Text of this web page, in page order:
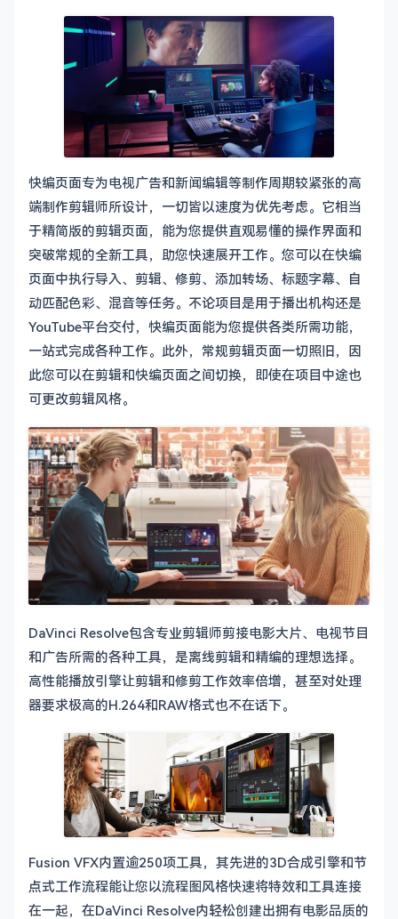
快编页面专为电视广告和新闻编辑等制作周期较紧张的高
端制作剪辑师所设计，一切皆以速度为优先考虑。它相当
于精简版的剪辑页面，能为您提供直观易懂的操作界面和
突破常规的全新工具，助您快速展开工作。您可以在快编
页面中执行导入、剪辑、修剪、添加转场、标题字幕、自
动匹配色彩、混音等任务。不论项目是用于播出机构还是
YouTube平台交付，快编页面能为您提供各类所需功能，
一站式完成各种工作。此外，常规剪辑页面一切照旧，因
此您可以在剪辑和快编页面之间切换，即使在项目中途也
可更改剪辑风格。
DaVinci Resolve包含专业剪辑师剪接电影大片、电视节目
和广告所需的各种工具，是离线剪辑和精编的理想选择。
高性能播放引擎让剪辑和修剪工作效率倍增，甚至对处理
器要求极高的H.264和RAW格式也不在话下。
Fusion VFX内置逾250项工具，其先进的3D合成引擎和节
点式工作流程能让您以流程图风格快速将特效和工具连接
在一起，在DaVinci Resolve内轻松创建出拥有电影品质的